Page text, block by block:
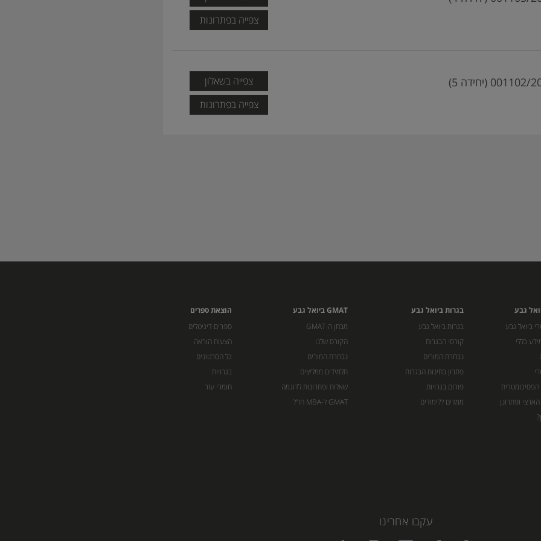
צפייה בפתרונות
צפייה בשאלון
צפייה בפתרונות
גבע
ביואל גבע
כללי
ופתרונן
בגרות ביואל גבע
בגרות ביואל גבע
קורסי הבגרות
נבחרת המורים
פתרון בחינות הבגרות
פורום בגרויות
ממדים ללימודים
GMAT ביואל גבע
מבחן ה-GMAT
הקורס שלנו
נבחרת המורים
תלמידים ממליצים
שאלות ופתרונות לדוגמה
GMAT ל-MBA חו”ל
הוצאת ספרים
ספרים דיגיטלים
הצעות הוראה
כל הסרטונים
בגרויות
חומרי עזר
עקבו אחרינו